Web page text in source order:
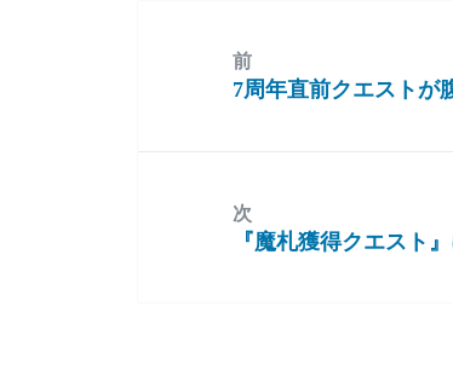
前
前
稿:
7周年直前クエストが
次
次
『魔札獲得クエスト